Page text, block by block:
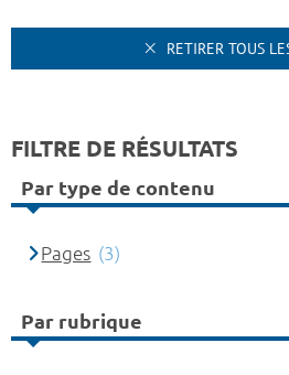
RETIRER TOUS
FILTRE DE RÉSULTATS
Par type de contenu
Pages (3)
Par rubrique